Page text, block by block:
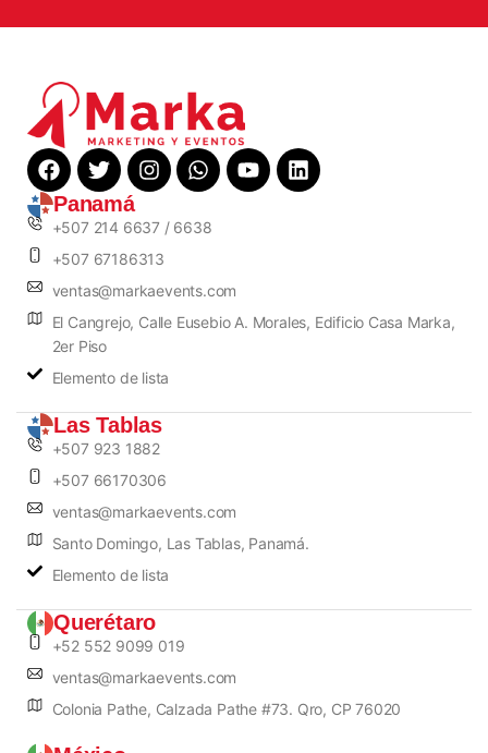
Panamá
+507 214 6637 / 6638
+507 67186313
ventas@markaevents.com
El Cangrejo, Calle Eusebio A. Morales, Edificio Casa Marka,
2er Piso
Elemento de lista
Las Tablas
+507 923 1882
+507 66170306
ventas@markaevents.com
Santo Domingo, Las Tablas, Panamá.
Elemento de lista
Querétaro
+52 552 9099 019
ventas@markaevents.com
Colonia Pathe, Calzada Pathe #73. Qro, CP 76020